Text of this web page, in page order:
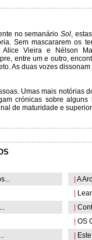
no semanário Sol,
Sem mascararem os
Vieira e Nélson
entre um e outro,
As duas vozes
Umas mais notórias
crónicas sobre
de maturidade e
A
OS